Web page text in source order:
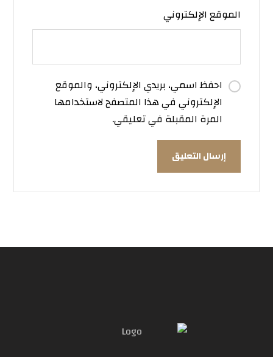
الموقع الإلكتروني
احفظ اسمي، بريدي الإلكتروني، والموقع
الإلكتروني في هذا المتصفح لاستخدامها
المرة المقبلة في تعليقي.